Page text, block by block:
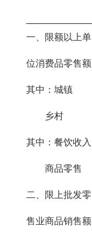
一、限额以上单
位消费品零售额
其中：城镇
乡村
其中：餐饮收入
商品零售
二、限上批发零
售业商品销售额